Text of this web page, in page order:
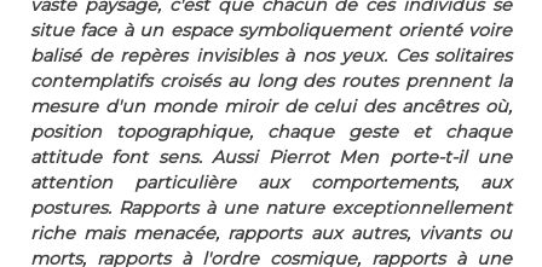
vaste paysage, c'est que chacun de ces individus se
situe face à un espace symboliquement orienté voire
balisé de repères invisibles à nos yeux. Ces solitaires
contemplatifs croisés au long des routes prennent la
mesure d'un monde miroir de celui des ancêtres où,
position topographique, chaque geste et chaque
attitude font sens. Aussi Pierrot Men porte-t-il une
attention particulière aux comportements, aux
postures. Rapports à une nature exceptionnellement
riche mais menacée, rapports aux autres, vivants ou
morts, rapports à l'ordre cosmique, rapports à une